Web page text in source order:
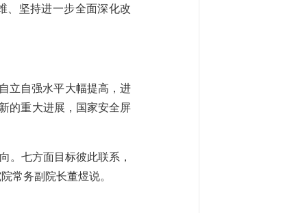
、坚持进一步全面深化改
立自强水平大幅提高，进
的重大进展，国家安全屏
。七方面目标彼此联系，
常务副院长董煜说。